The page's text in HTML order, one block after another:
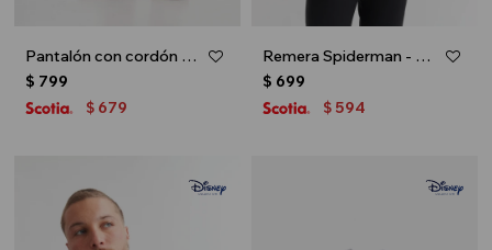
Pantalón con cordón - Khaki
$ 799
$ 679
Remera Spiderman - Negro
$ 699
$ 594